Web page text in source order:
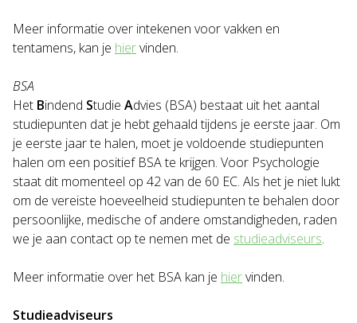
Meer informatie over intekenen voor vakken en
tentamens, kan je hiervinden.
BSA
Het Bindend Studie Advies (BSA) bestaat uit het aantal
studiepunten dat je hebt gehaald tijdens je eerste jaar. Om
je eerste jaar te halen, moet je voldoende studiepunten
halen om een positief BSA te krijgen. Voor Psychologie
staat dit momenteel op 42 van de 60 EC. Als het je niet lukt
om de vereiste hoeveelheid studiepunten te behalen door
persoonlijke, medische of andere omstandigheden, raden
we je aan contact op te nemen met de studieadviseurs.
Meer informatie over het BSA kan je hiervinden.
Studieadviseurs